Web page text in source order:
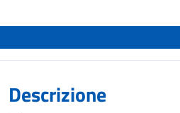
Descrizione